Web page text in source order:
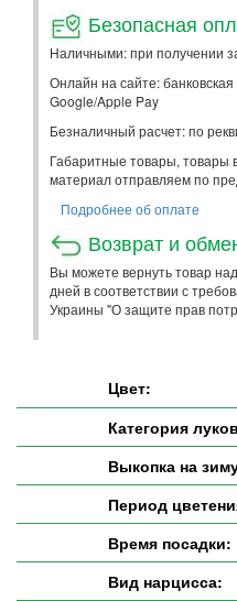
Безопасная
Наличными: при получении
Онлайн на сайте:
Google/Apple Pay
Безналичный расчет: по
Габаритные товары, товары
материал отправляем по
Подробнее об оплате
Возврат и
Вы можете вернуть товар
дней в соответствии с
Украины "О защите прав
Цвет:
Категория
Выкопка на
Период
Время посадки:
Вид нарцисса: